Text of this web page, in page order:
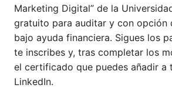
Marketing Digital” de la
gratuito para auditar y con opción
bajo ayuda financiera. Sigues los
te inscribes y, tras completar los
el certificado que puedes añadir a
LinkedIn.